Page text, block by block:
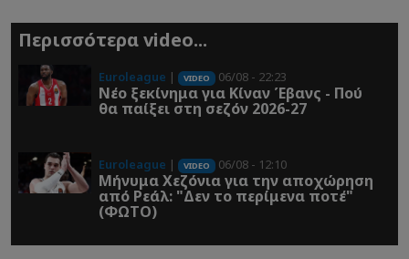
Περισσότερα video...
Euroleague | VIDEO 06/08 - 22:23
Νέο ξεκίνημα για Κίναν Έβανς - Πού
θα παίξει στη σεζόν 2026-27
Euroleague | VIDEO 06/08 - 12:10
Μήνυμα Χεζόνια για την αποχώρηση
από Ρεάλ: "Δεν το περίμενα ποτέ"
(ΦΩΤΟ)